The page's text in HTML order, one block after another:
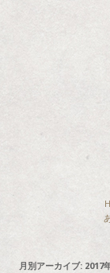
月別アーカイブ: 2017